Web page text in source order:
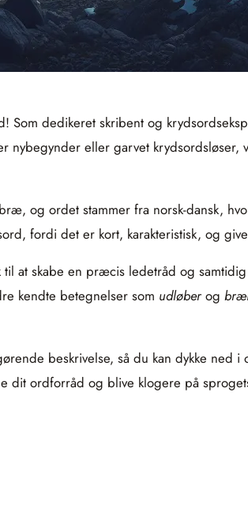
Som dedikeret skribent og
nybegynder eller garvet
og ordet stammer fra norsk-dansk,
fordi det er kort, karakteristisk, og
at skabe en præcis ledetråd og
kendte betegnelser som udløberog
beskrivelse, så du kan dykke ned
dit ordforråd og blive klogere på